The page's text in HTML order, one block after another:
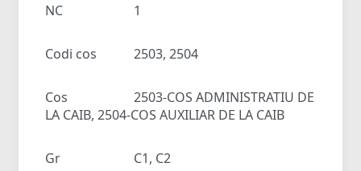
NC 1
Codi cos 2503, 2504
Cos
2503-COS ADMINISTRATIU DE
LA CAIB, 2504-COS AUXILIAR DE LA CAIB
Gr C1, C2